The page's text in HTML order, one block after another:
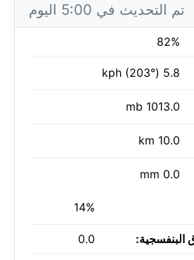
تم التحديث في 5:00 اليوم
82%
5.8 kph (203°)
1013.0 mb
10.0 km
0.0 mm
14%
البنفسجية: 0.0